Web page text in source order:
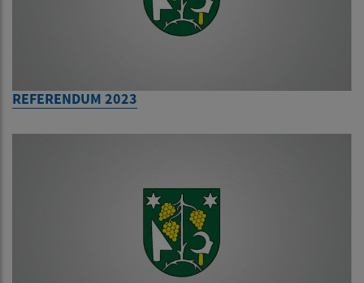
REFERENDUM 2023